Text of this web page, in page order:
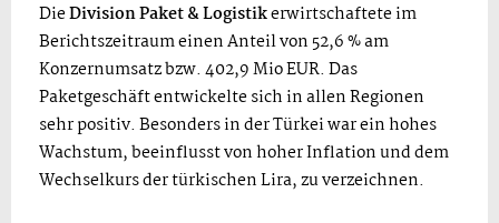
DieDivision Paket& Logistikerwirtschaftete im
Berichtszeitraum einen Anteil von 52,6 % am
Konzernumsatz bzw. 402,9 Mio EUR. Das
Paketgeschäft entwickelte sich in allen Regionen
sehr positiv. Besonders in der Türkei war ein hohes
Wachstum, beeinflusst von hoher Inflation und dem
Wechselkurs der türkischen Lira, zu verzeichnen.